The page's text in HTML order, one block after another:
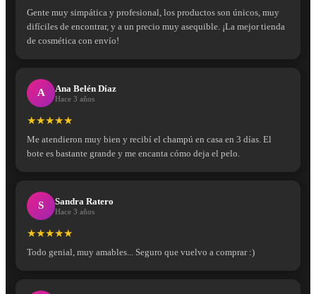
Gente muy simpática y profesional, los productos son únicos, muy
difíciles de encontrar, y a un precio muy asequible. ¡La mejor tienda
de cosmética con envío!
A Ana Belén Díaz
Hace 3 años
★★★★★
Me atendieron muy bien y recibí el champú en casa en 3 días. El
bote es bastante grande y me encanta cómo deja el pelo.
S Sandra Ratero
Hace 3 años
★★★★★
Todo genial, muy amables... Seguro que vuelvo a comprar :)